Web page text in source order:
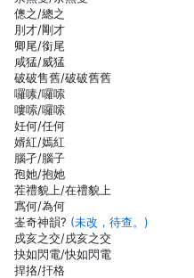
傯之/總之
刖才/剛才
卿尾/銜尾
咸猛/威猛
破破售舊/破破舊舊
囉嗉/囉嗦
嘍嗦/囉嗦
妊何/任何
婿紅/嫣紅
腦孑/腦子
孢她/抱她
茬禮貌上/在禮貌上
寪何/為何
崟奇神韻? (未改，待查。)
戍亥之交/戌亥之交
抉如閃電/快如閃電
捍挌/扞格